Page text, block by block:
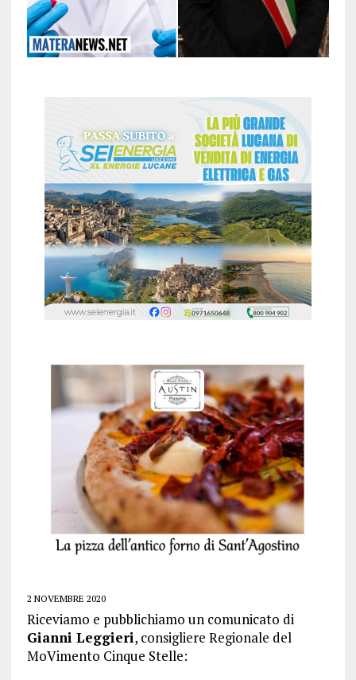
2 NOVEMBRE 2020
Riceviamo e pubblichiamo un comunicato di
Gianni Leggieri, consigliere Regionale del
MoVimento Cinque Stelle: